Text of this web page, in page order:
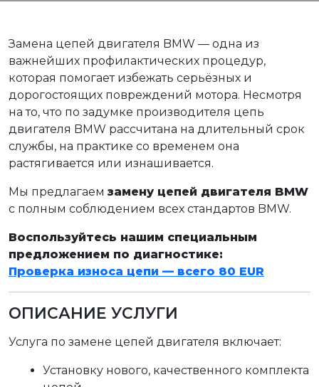
Замена цепей двигателя BMW — одна из
важнейших профилактических процедур,
которая помогает избежать серьёзных и
дорогостоящих повреждений мотора. Несмотря
на то, что по задумке производителя цепь
двигателя BMW рассчитана на длительный срок
службы, на практике со временем она
растягивается или изнашивается.
Мы предлагаем замену цепей двигателя BMW
с полным соблюдением всех стандартов BMW.
Воспользуйтесь нашим специальным
предложением по диагностике:
Проверка износа цепи — всего 80 EUR
ОПИСАНИЕ УСЛУГИ
Услуга по замене цепей двигателя включает:
Установку нового, качественного комплекта